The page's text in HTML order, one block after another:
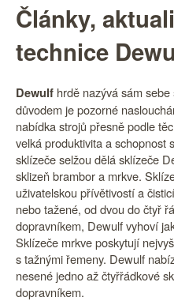
Články,
technice
Dewulf hrdě nazývá sám
důvodem je pozorné
nabídka strojů přesně podle
velká produktivita a schopnost
sklízeče selžou dělá sklízeče
sklizeň brambor a mrkve.
uživatelskou přívětivostí a
nebo tažené, od dvou do čtyř
dopravníkem, Dewulf vyhoví
Sklízeče mrkve poskytují
s tažnými řemeny. Dewulf
nesené jedno až čtyřřádkové
dopravníkem.